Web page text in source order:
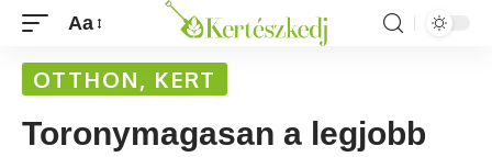
Aa
OTTHON, KERT
Toronymagasan a legjobb